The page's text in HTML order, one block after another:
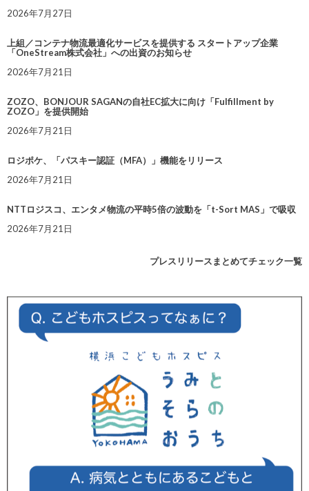
2026年7月27日
上組／コンテナ物流最適化サービスを提供する スタートアップ企業
「OneStream株式会社」への出資のお知らせ
2026年7月21日
ZOZO、BONJOUR SAGANの自社EC拡大に向け「Fulfillment by
ZOZO」を提供開始
2026年7月21日
ロジポケ、「パスキー認証（MFA）」機能をリリース
2026年7月21日
NTTロジスコ、エンタメ物流の平時5倍の波動を「t-Sort MAS」で吸収
2026年7月21日
プレスリリースまとめてチェック一覧